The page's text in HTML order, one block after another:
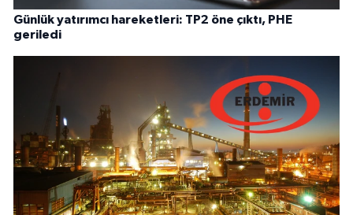
Günlük yatırımcı hareketleri: TP2 öne çıktı, PHE
geriledi